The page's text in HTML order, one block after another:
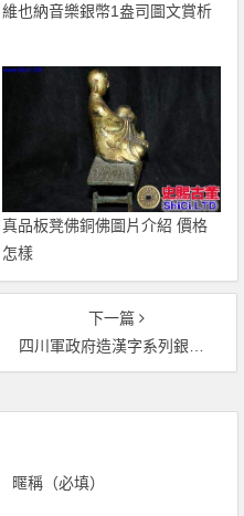
維也納音樂銀幣1盎司圖文賞析
真品板凳佛銅佛圖片介紹 價格
怎樣
下一篇
四川軍政府造漢字系列銀元各版別介紹
暱稱（必填）